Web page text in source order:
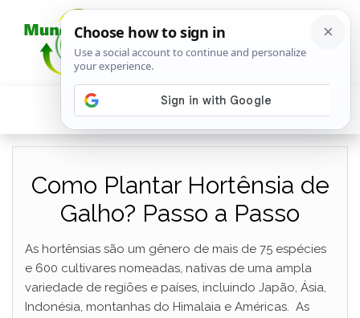
Como Plantar Hortênsia de
Galho? Passo a Passo
As hortênsias são um gênero de mais de 75 espécies
e 600 cultivares nomeadas, nativas de uma ampla
variedade de regiões e países, incluindo Japão, Ásia,
Indonésia, montanhas do Himalaia e Américas. As